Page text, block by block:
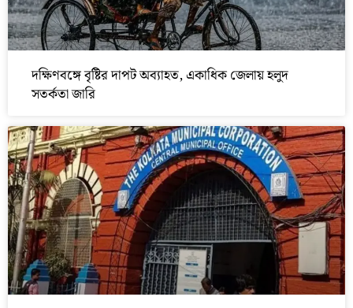
দক্ষিণবঙ্গে বৃষ্টির দাপট অব্যাহত, একাধিক জেলায় হলুদ
সতর্কতা জারি